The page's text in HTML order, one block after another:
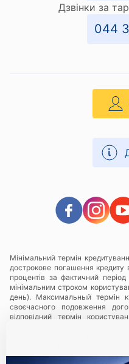
Дзвінки за
044
Мінімальний термін
дострокове погашення
процентів за фактичний
мінімальним строком
день). Максимальный термін
своєчасного подовження
відповідний термін
1,3% в день, приклад
користування 63 календарні